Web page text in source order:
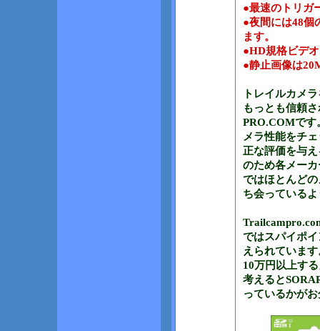
●最速のトリ
●夜間には48個
ます。
●HD規格ビデ
●静止画像は
トレイルカメ
もっとも信頼
PRO.COMです
メラ性能をチ
正な評価を与
のため各メー
ではほとんど
ち会っている
ではスパイポ
えられていま
10万円以上す
考えると
っているかが